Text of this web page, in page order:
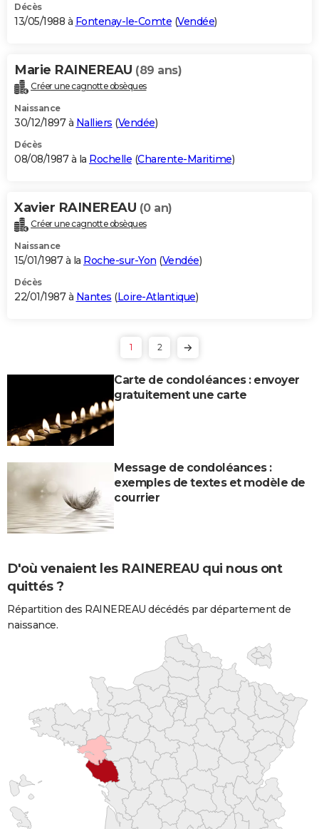
Décès
13/05/1988 à Fontenay-le-Comte (Vendée)
Marie RAINEREAU (89 ans)
Créer une cagnotte obsèques
Naissance
30/12/1897 à Nalliers (Vendée)
Décès
08/08/1987 à la Rochelle (Charente-Maritime)
Xavier RAINEREAU (0 an)
Créer une cagnotte obsèques
Naissance
15/01/1987 à la Roche-sur-Yon (Vendée)
Décès
22/01/1987 à Nantes (Loire-Atlantique)
1 2
Carte de condoléances : envoyer
gratuitement une carte
Message de condoléances :
exemples de textes et modèle de
courrier
D'où venaient les RAINEREAU qui nous ont
quittés ?
Répartition des RAINEREAU décédés par département de
naissance.